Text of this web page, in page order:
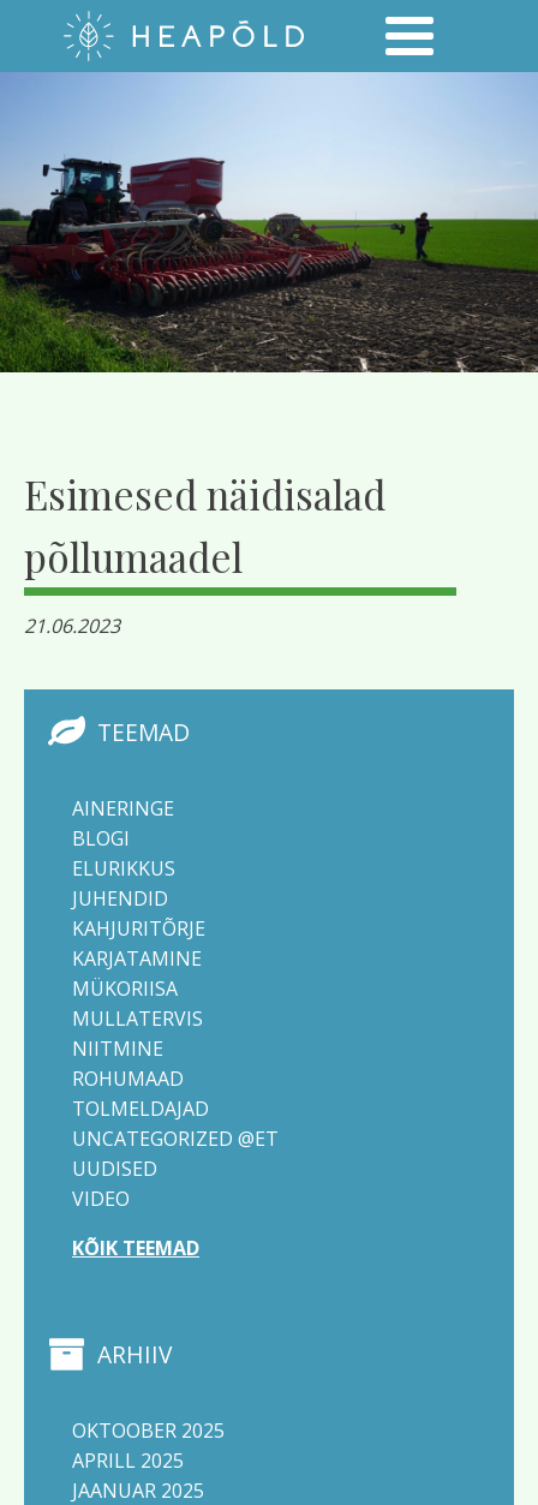
Esimesed näidisalad
põllumaadel
21.06.2023
TEEMAD
AINERINGE
BLOGI
ELURIKKUS
JUHENDID
KAHJURITÕRJE
KARJATAMINE
MÜKORIISA
MULLATERVIS
NIITMINE
ROHUMAAD
TOLMELDAJAD
UNCATEGORIZED @ET
UUDISED
VIDEO
KÕIK TEEMAD
ARHIIV
OKTOOBER 2025
APRILL 2025
JAANUAR 2025